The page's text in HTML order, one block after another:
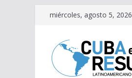
Saltar
contenido
miércoles, agosto 5, 2026